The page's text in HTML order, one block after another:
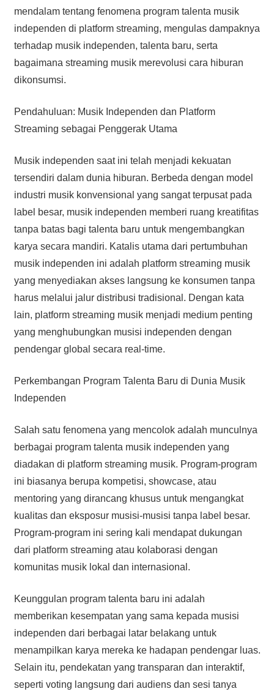
mendalam tentang fenomena program talenta musik
independen di platform streaming, mengulas dampaknya
terhadap musik independen, talenta baru, serta
bagaimana streaming musik merevolusi cara hiburan
dikonsumsi.
Pendahuluan: Musik Independen dan Platform
Streaming sebagai Penggerak Utama
Musik independen saat ini telah menjadi kekuatan
tersendiri dalam dunia hiburan. Berbeda dengan model
industri musik konvensional yang sangat terpusat pada
label besar, musik independen memberi ruang kreatifitas
tanpa batas bagi talenta baru untuk mengembangkan
karya secara mandiri. Katalis utama dari pertumbuhan
musik independen ini adalah platform streaming musik
yang menyediakan akses langsung ke konsumen tanpa
harus melalui jalur distribusi tradisional. Dengan kata
lain, platform streaming musik menjadi medium penting
yang menghubungkan musisi independen dengan
pendengar global secara real-time.
Perkembangan Program Talenta Baru di Dunia Musik
Independen
Salah satu fenomena yang mencolok adalah munculnya
berbagai program talenta musik independen yang
diadakan di platform streaming musik. Program-program
ini biasanya berupa kompetisi, showcase, atau
mentoring yang dirancang khusus untuk mengangkat
kualitas dan eksposur musisi-musisi tanpa label besar.
Program-program ini sering kali mendapat dukungan
dari platform streaming atau kolaborasi dengan
komunitas musik lokal dan internasional.
Keunggulan program talenta baru ini adalah
memberikan kesempatan yang sama kepada musisi
independen dari berbagai latar belakang untuk
menampilkan karya mereka ke hadapan pendengar luas.
Selain itu, pendekatan yang transparan dan interaktif,
seperti voting langsung dari audiens dan sesi tanya